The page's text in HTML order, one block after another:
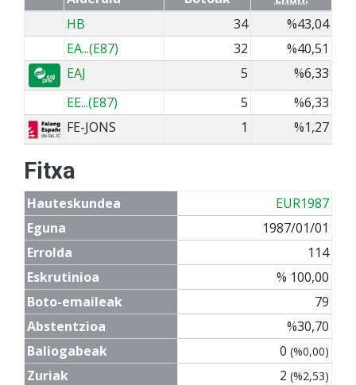
HB
34
%43,04
EA...(E87)
32
%40,51
EAJ
5
%6,33
EE...(E87)
5
%6,33
FE-JONS
1 %1,27
Fitxa
Hauteskundea
EUR1987
Eguna
1987/01/01
Errolda
114
Eskrutinioa
% 100,00
Boto-emaileak
79
Abstentzioa
%30,70
Baliogabeak
0 (%0,00)
Zuriak 2 (%2,53)